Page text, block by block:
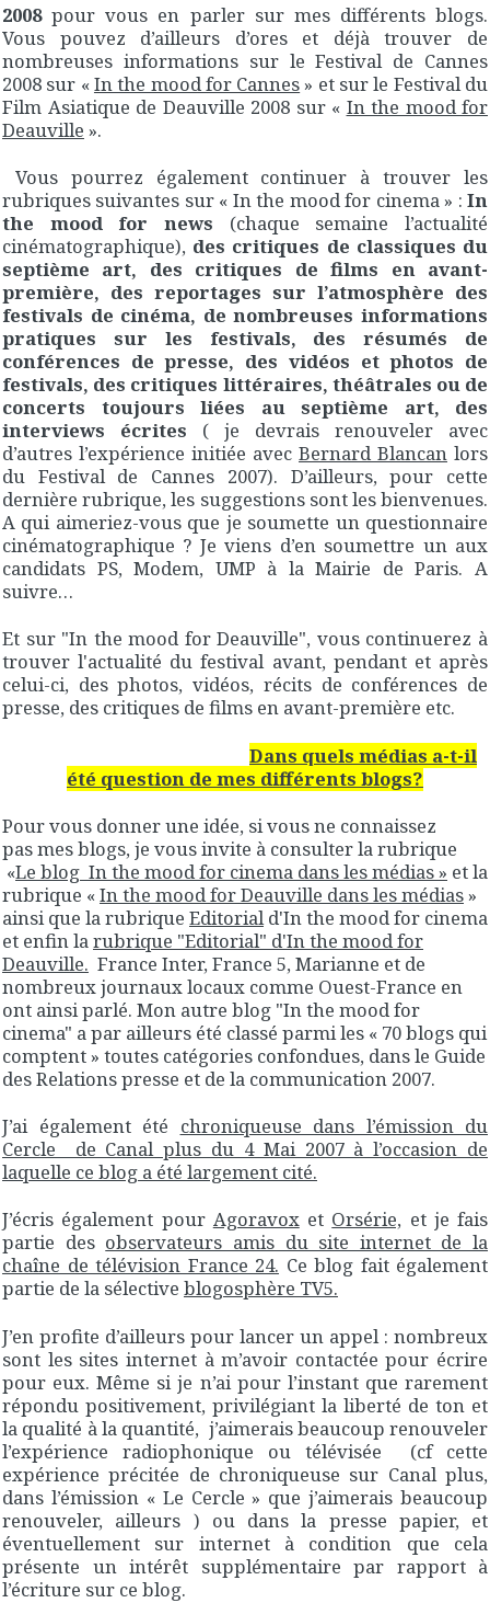
2008pour vous en parler sur mes différents blogs.
Vous pouvez d’ailleurs d’ores et déjà trouver de
nombreuses informations sur le Festival de Cannes
2008 sur «In the mood for Cannes» et sur le Festival du
Film Asiatique de Deauville 2008 sur « In the mood for
Deauville ».
Vous pourrez également continuer à trouver les
rubriques suivantes sur « In the mood for cinema » : In
the mood for news (chaque semaine l’actualité
cinématographique), des critiques de classiques du
septième art, des critiques de films en avant-
première, des reportages sur l’atmosphère des
festivals de cinéma, de nombreuses informations
pratiques sur les festivals, des résumés de
conférences de presse, des vidéos et photos de
festivals, des critiques littéraires, théâtrales ou de
concerts toujours liées au septième art, des
interviews écrites ( je devrais renouveler avec
d’autres l’expérience initiée avec Bernard Blancan lors
du Festival de Cannes 2007). D’ailleurs, pour cette
dernière rubrique, les suggestions sont les bienvenues.
A qui aimeriez-vous que je soumette un questionnaire
cinématographique ? Je viens d’en soumettre un aux
candidats PS, Modem, UMP à la Mairie de Paris. A
suivre…
Et sur "In the mood for Deauville", vous continuerez à
trouver l'actualité du festival avant, pendant et après
celui-ci, des photos, vidéos, récits de conférences de
presse, des critiques de films en avant-première etc.
Dans quels médias a-t-il
été question de mes différents blogs?
Pour vous donner une idée, si vous ne connaissez
pas mes blogs, je vous invite à consulter la rubrique
«Le blog In the mood for cinema dans les médias » et la
rubrique «In the mood for Deauville dans les médias»
ainsi que la rubrique Editoriald'In the mood for cinema
et enfin larubrique "Editorial" d'In the mood for
Deauville. France Inter, France 5, Marianne et de
nombreux journaux locaux comme Ouest-France en
ont ainsi parlé. Mon autre blog "In the mood for
cinema" a par ailleurs été classé parmi les « 70 blogs qui
comptent » toutes catégories confondues, dans le Guide
des Relations presse et de la communication 2007.
J’ai également été chroniqueuse dans l’émission du
Cercle de Canal plus du 4 Mai 2007 à l’occasion de
laquelle ce blog a été largement cité.
J’écris également pour Agoravoxet Orsérie, et je fais
partie des observateurs amis du site internet de la
chaîne de télévision France 24. Ce blog fait également
partie de la sélective blogosphère TV5.
J’en profite d’ailleurs pour lancer un appel : nombreux
sont les sites internet à m’avoir contactée pour écrire
pour eux. Même si je n’ai pour l’instant que rarement
répondu positivement, privilégiant la liberté de ton et
la qualité à la quantité, j’aimerais beaucoup renouveler
l’expérience radiophonique ou télévisée (cf cette
expérience précitée de chroniqueuse sur Canal plus,
dans l’émission « Le Cercle » que j’aimerais beaucoup
renouveler, ailleurs ) ou dans la presse papier, et
éventuellement sur internet à condition que cela
présente un intérêt supplémentaire par rapport à
l’écriture sur ce blog.